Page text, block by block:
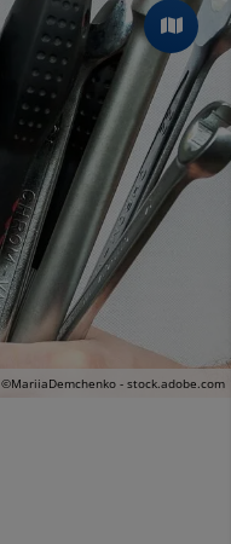
©MariiaDemchenko - stock.adobe.com